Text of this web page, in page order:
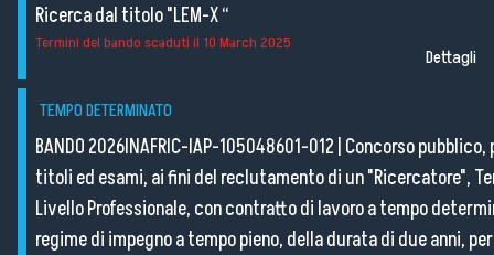
Ricerca dal titolo "LEM-X “
Termini del bando scaduti il 10 March 2025
Dettagli
TEMPO DETERMINATO
BANDO 2026INAFRIC-IAP-105048601-012 Concorso pubblico,
titoli ed esami, ai fini del reclutamento di un "Ricercatore",
Livello Professionale, con contratto di lavoro a tempo
regime di impegno a tempo pieno, della durata di due anni, per